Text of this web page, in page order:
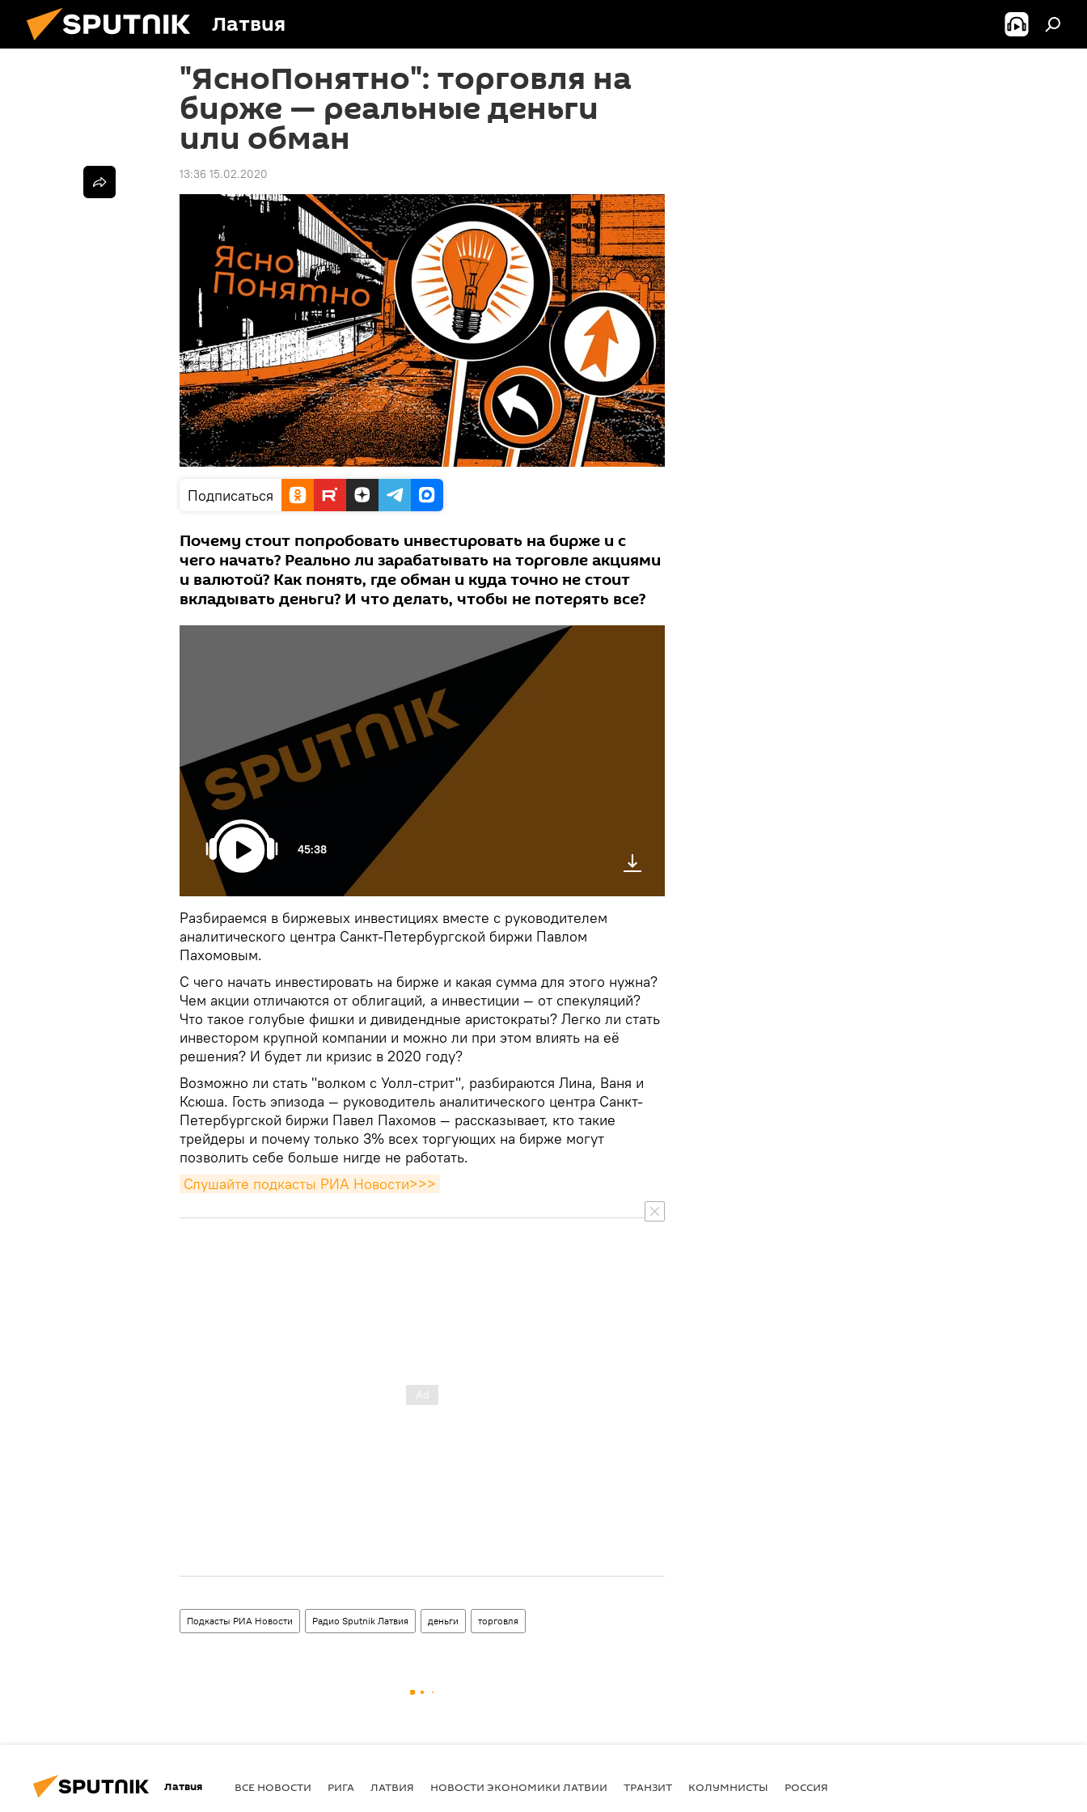
Латвия
"ЯсноПонятно": торговля на
бирже — реальные деньги
или обман
13:36 15.02.2020
Подписаться
Почему стоит попробовать инвестировать на бирже и с
чего начать? Реально ли зарабатывать на торговле акциями
и валютой? Как понять, где обман и куда точно не стоит
вкладывать деньги? И что делать, чтобы не потерять все?
45:38
Разбираемся в биржевых инвестициях вместе с руководителем
аналитического центра Санкт-Петербургской биржи Павлом
Пахомовым.
С чего начать инвестировать на бирже и какая сумма для этого нужна?
Чем акции отличаются от облигаций, а инвестиции — от спекуляций?
Что такое голубые фишки и дивидендные аристократы? Легко ли стать
инвестором крупной компании и можно ли при этом влиять на её
решения? И будет ли кризис в 2020 году?
Возможно ли стать "волком с Уолл-стрит", разбираются Лина, Ваня и
Ксюша. Гость эпизода — руководитель аналитического центра Санкт-
Петербургской биржи Павел Пахомов — рассказывает, кто такие
трейдеры и почему только 3% всех торгующих на бирже могут
позволить себе больше нигде не работать.
Слушайте подкасты РИА Новости>>>
Подкасты РИА Новости Радио Sputnik Латвия деньги торговля
Латвия ВСЕ НОВОСТИ РИГА ЛАТВИЯ НОВОСТИ ЭКОНОМИКИ ЛАТВИИ ТРАНЗИТ КОЛУМНИСТЫ РОССИЯ